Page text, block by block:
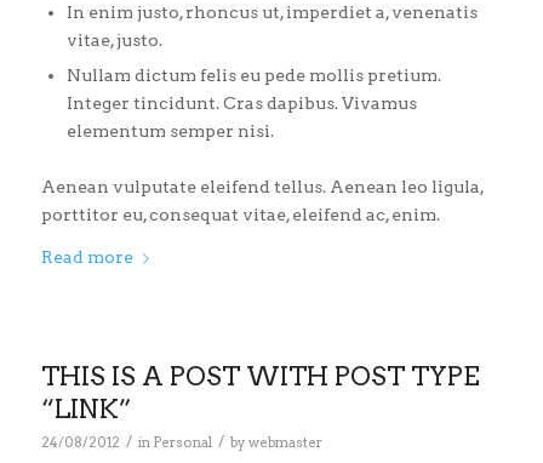
In enim justo, rhoncus ut, imperdiet a, venenatis
vitae, justo.
Nullam dictum felis eu pede mollis pretium.
Integer tincidunt. Cras dapibus. Vivamus
elementum semper nisi.
Aenean vulputate eleifend tellus. Aenean leo ligula,
porttitor eu, consequat vitae, eleifend ac, enim.
Read more
THIS IS A POST WITH POST TYPE
“LINK”
24/08/2012 / in Personal / by webmaster